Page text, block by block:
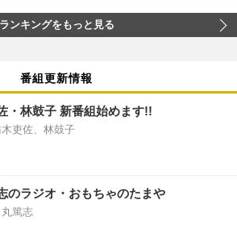
ランキングをもっと見る
番組更新情報
・林鼓子 新番組始めます!!
吏佐、林鼓子
のラジオ・おもちゃのたまや
篤志